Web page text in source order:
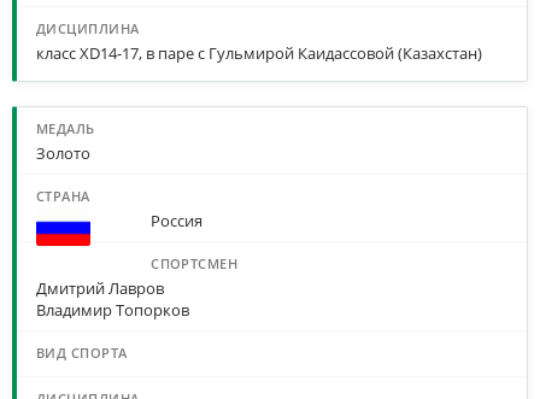
класс XD14-17, в паре с Гульмирой Каидассовой (Казахстан)
Золото
Россия
Дмитрий Лавров
Владимир Топорков